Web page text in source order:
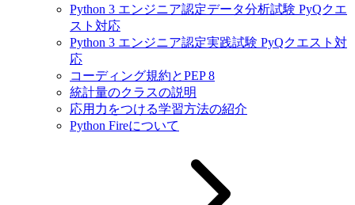
Python 3 エンジニア認定データ分析試験 PyQクエ
スト対応
Python 3 エンジニア認定実践試験 PyQクエスト対
応
コーディング規約とPEP 8
統計量のクラスの説明
応用力をつける学習方法の紹介
Python Fireについて